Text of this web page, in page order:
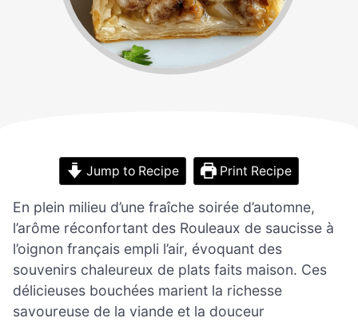
Jump to Recipe Print Recipe
En plein milieu d’une fraîche soirée d’automne,
l’arôme réconfortant des Rouleaux de saucisse à
l’oignon français empli l’air, évoquant des
souvenirs chaleureux de plats faits maison. Ces
délicieuses bouchées marient la richesse
savoureuse de la viande et la douceur